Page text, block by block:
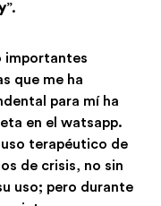
”.
importantes
que me ha
para mí ha
en el watsapp.
terapéutico de
de crisis, no sin
uso; pero durante